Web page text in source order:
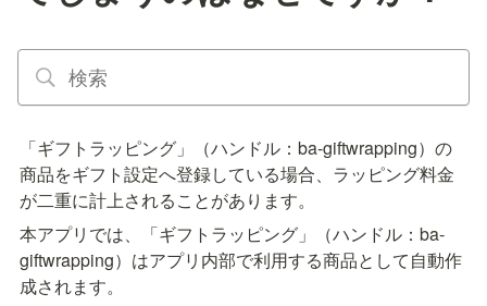
「ギフトラッピング」（ハンドル：ba-giftwrapping）の
商品をギフト設定へ登録している場合、ラッピング料金
が二重に計上されることがあります。
本アプリでは、「ギフトラッピング」（ハンドル：ba-
giftwrapping）はアプリ内部で利用する商品として自動作
成されます。